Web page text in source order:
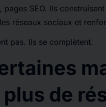
SEO. Ils
réseaux sociaux et
pas. Ils se complètent.
de